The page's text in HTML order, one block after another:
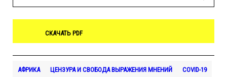
СКАЧАТЬ PDF
АФРИКА ЦЕНЗУРА И СВОБОДА ВЫРАЖЕНИЯ МНЕНИЙ COVID-19